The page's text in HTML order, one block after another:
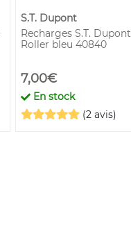
S.T. Dupont
Recharges S.T. Dupont
Roller bleu 40840
7,00€
En stock
(2 avis)